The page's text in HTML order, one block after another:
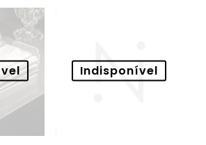
Indisponível